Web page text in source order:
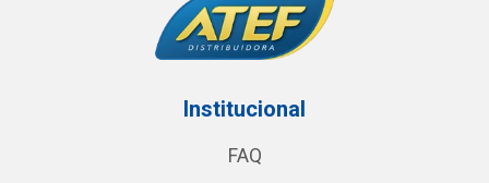
Institucional
FAQ